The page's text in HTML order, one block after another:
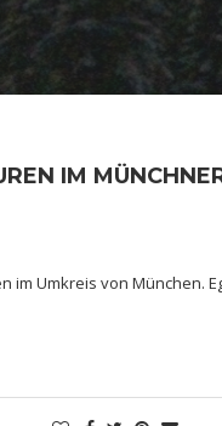
IM
im Umkreis von München.